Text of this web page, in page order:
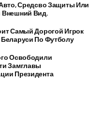
Средсво Защиты Или
Внешний Вид.
Самый Дорогой Игрок
По Футболу
Освободили
Замглавы
Президента